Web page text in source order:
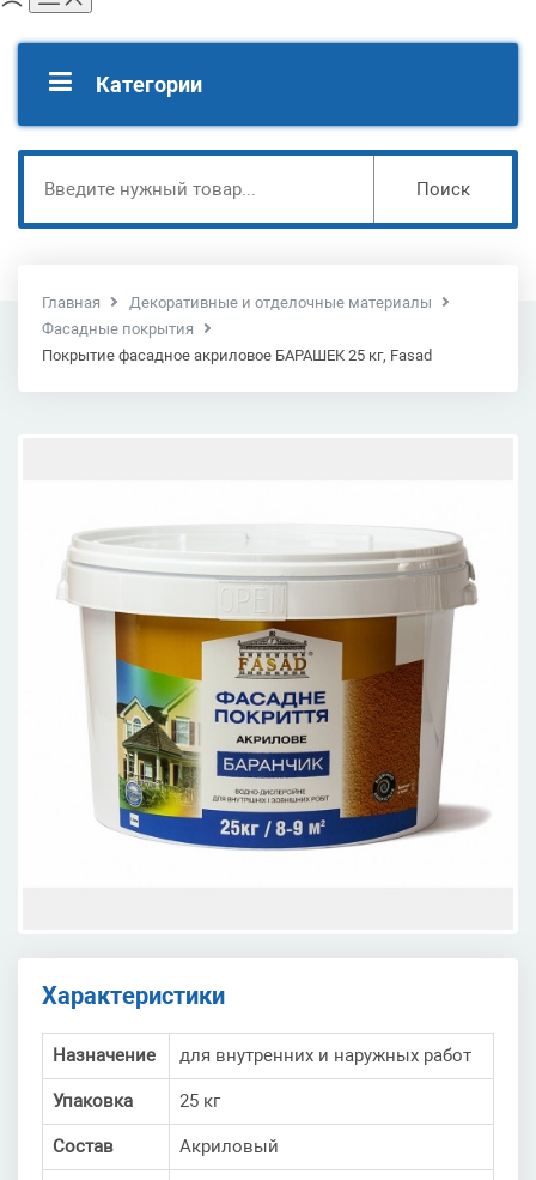
Категории
Поиск
Главная
Декоративные и отделочные материалы
Фасадные покрытия
Покрытие фасадное акриловое БАРАШЕК 25 кг, Fasad
Характеристики
Назначение для внутренних и наружных работ
Упаковка 25 кг
Состав Акриловый